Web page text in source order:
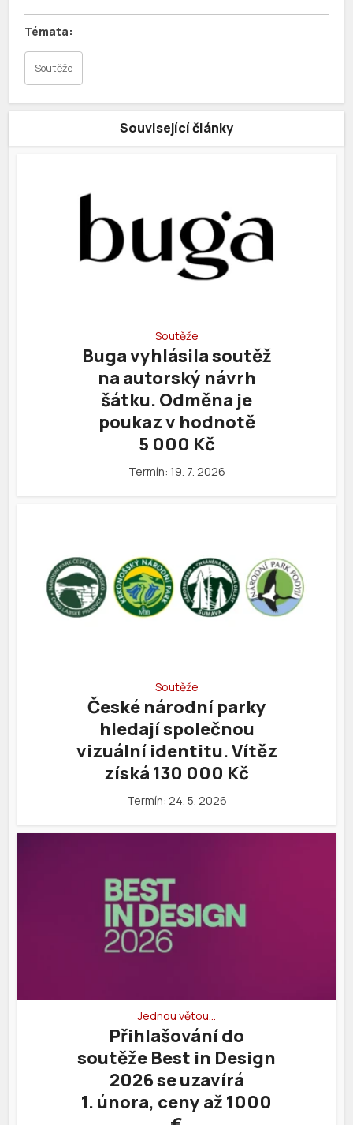
Soutěže
Související články
Soutěže
Buga vyhlásila soutěž
na autorský návrh
šátku. Odměna je
poukaz v hodnotě
5 000 Kč
Termín: 19. 7. 2026
Soutěže
České národní parky
hledají společnou
vizuální identitu. Vítěz
získá 130 000 Kč
Termín: 24. 5. 2026
Jednou větou…
Přihlašování do
soutěže Best in Design
2026 se uzavírá
1. února, ceny až 1000